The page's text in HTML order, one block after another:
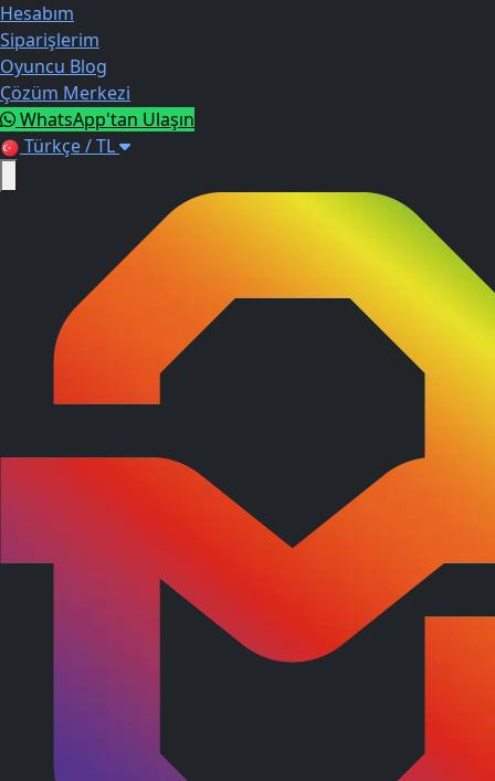
Hesabım
Siparişlerim
Oyuncu Blog
Çözüm Merkezi
WhatsApp'tan Ulaşın
Türkçe / TL